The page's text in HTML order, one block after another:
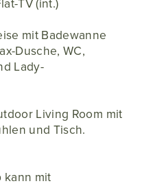
mit Badewanne
Dusche, WC,
Lady-
Living Room mit
und Tisch.
kann mit